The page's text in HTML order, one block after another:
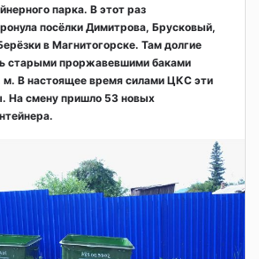
парка. В этот раз
посёлки Димитрова, Брусковый,
в Магнитогорске. Там долгие
старыми проржавевшими баками
м. В настоящее время силами ЦКС эти
На смену пришло 53 новых